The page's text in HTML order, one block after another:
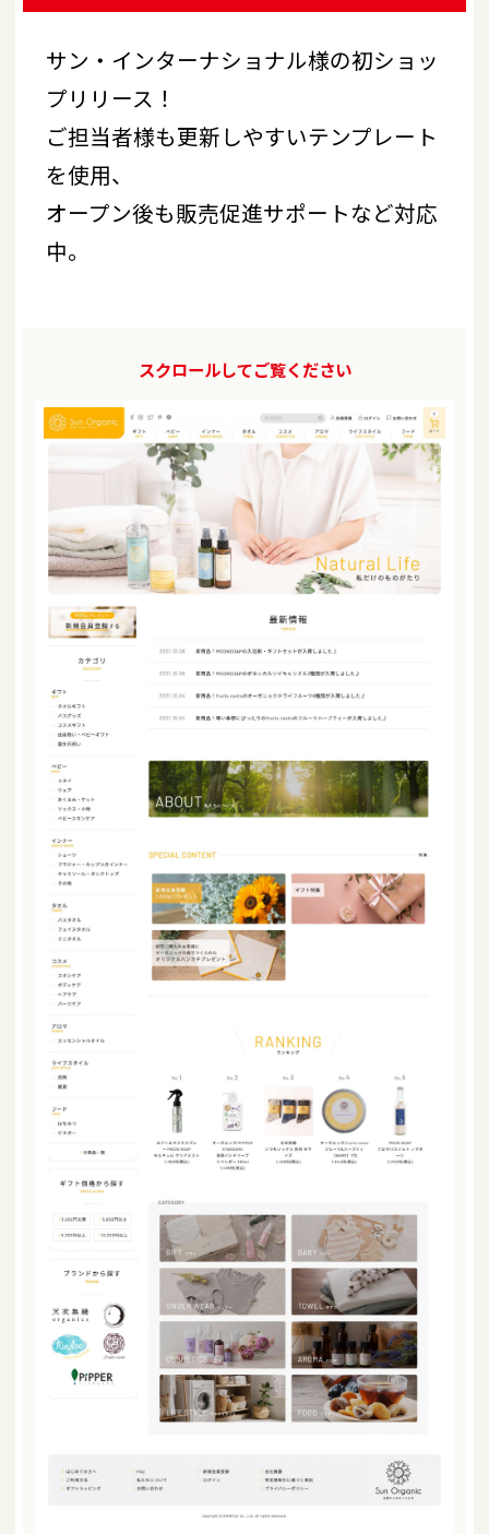
サン・インターナショナル様の初ショッ
プリリース！
ご担当者様も更新しやすいテンプレート
を使用、
オープン後も販売促進サポートなど対応
中。